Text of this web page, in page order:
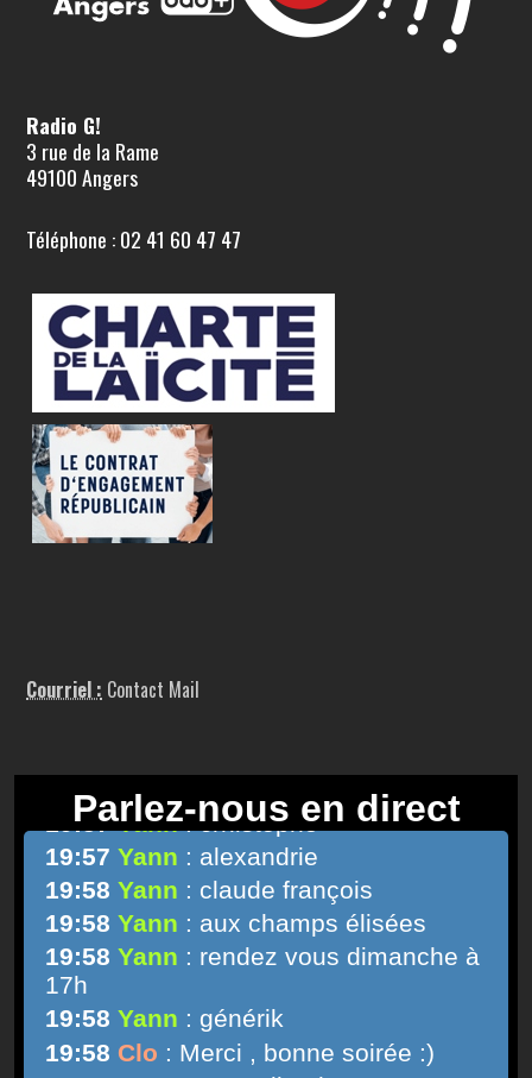
Radio G!
3 rue de la Rame
49100 Angers
Téléphone : 02 41 60 47 47
Courriel : Contact Mail